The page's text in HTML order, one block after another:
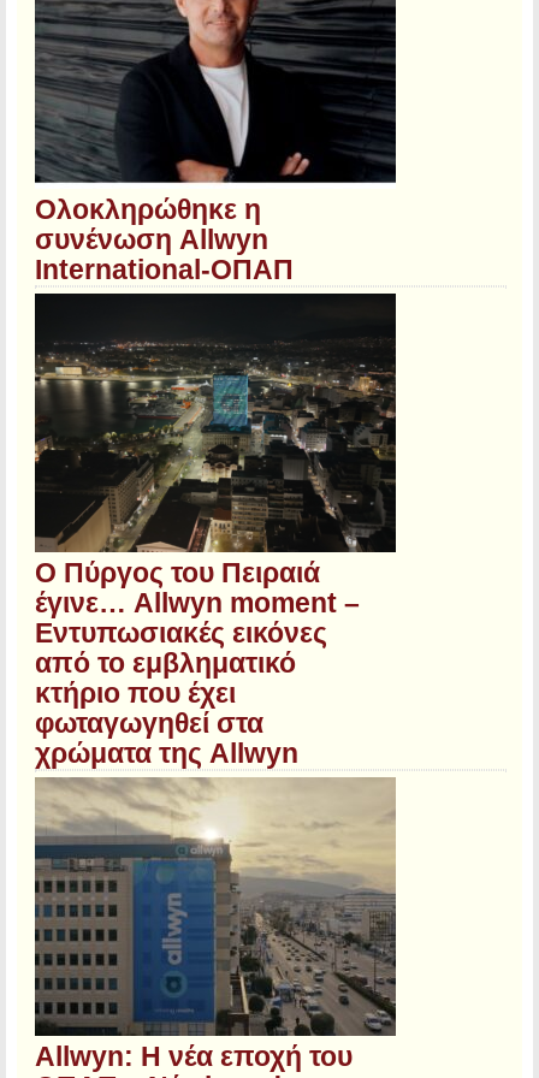
Ολοκληρώθηκε η
συνένωση Allwyn
International-ΟΠΑΠ
Ο Πύργος του Πειραιά
έγινε… Allwyn moment –
Εντυπωσιακές εικόνες
από το εμβληματικό
κτήριο που έχει
φωταγωγηθεί στα
χρώματα της Allwyn
Allwyn: Η νέα εποχή του